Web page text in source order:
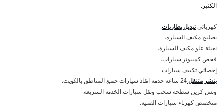
الكثير.
كهربائيتبديل بطاريات.
تصليح مكيف السيارة.
نعبئة عاو مكيف السيارة.
فحص كمبيوتر سيارات.
إخصائي تكييف سيارات
بنشر متنقل24 ساعة خدمة انقاذ سيارات جميع المناطق بالكويت.
ونش كرين سطحة سحب ونقل سيارات الخدمة السريعة.
متخصص كهرباء سيارات الصبية.